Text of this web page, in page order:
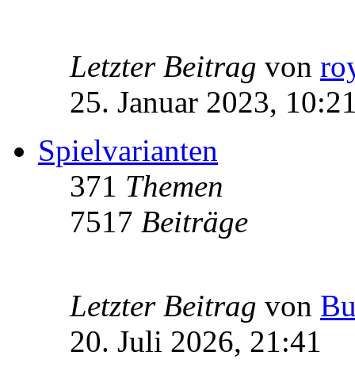
Letzter Beitrag von
25. Januar 2023,
Spielvarianten
371 Themen
7517 Beiträge
Letzter Beitrag von
20. Juli 2026, 21:41